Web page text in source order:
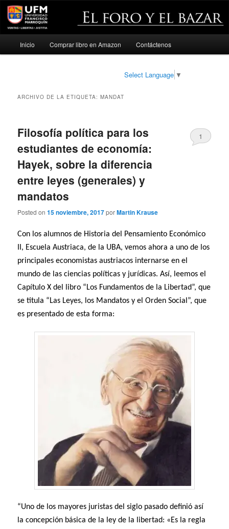
Ir
Ir
Inicio Comprar libro en Amazon Contáctenos
Select Language ▼
ARCHIVO DE LA ETIQUETA:MANDAT
Filosofía política para los
estudiantes de economía:
Hayek, sobre la diferencia
entre leyes (generales) y
mandatos
Posted on15 noviembre, 2017porMartin Krause
1
Con los alumnos de Historia del Pensamiento Económico
II, Escuela Austriaca, de la UBA, vemos ahora a uno de los
principales economistas austriacos internarse en el
mundo de las ciencias políticas y jurídicas. Así, leemos el
Capítulo X del libro “Los Fundamentos de la Libertad”, que
se titula “Las Leyes, los Mandatos y el Orden Social”, que
es presentado de esta forma:
“Uno de los mayores juristas del siglo pasado definió así
la concepción básica de la ley de la libertad: «Es la regla